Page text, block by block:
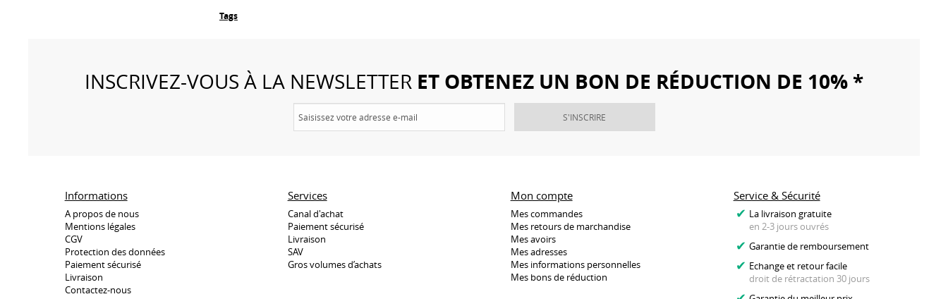
Tags
INSCRIVEZ-VOUS À LA NEWSLETTER ET OBTENEZ UN BON DE RÉDUCTION DE 10% *
S'INSCRIRE
Informations
A propos de nous
Mentions légales
CGV
Protection des données
Paiement sécurisé
Livraison
Contactez-nous
Services
Canal d'achat
Paiement sécurisé
Livraison
SAV
Gros volumes d’achats
Service & Sécurité
La livraison gratuite
en 2-3 jours ouvrés
Garantie de remboursement
Echange et retour facile
droit de rétractation 30 jours
Mon compte
Mes commandes
Mes retours de marchandise
Mes avoirs
Mes adresses
Mes informations personnelles
Mes bons de réduction